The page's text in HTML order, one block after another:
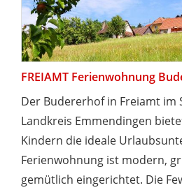
FREIAMT Ferienwohnung
Der Budererhof in Freiamt im
Landkreis Emmendingen
Kindern die ideale
Ferienwohnung ist modern,
gemütlich eingerichtet. Die